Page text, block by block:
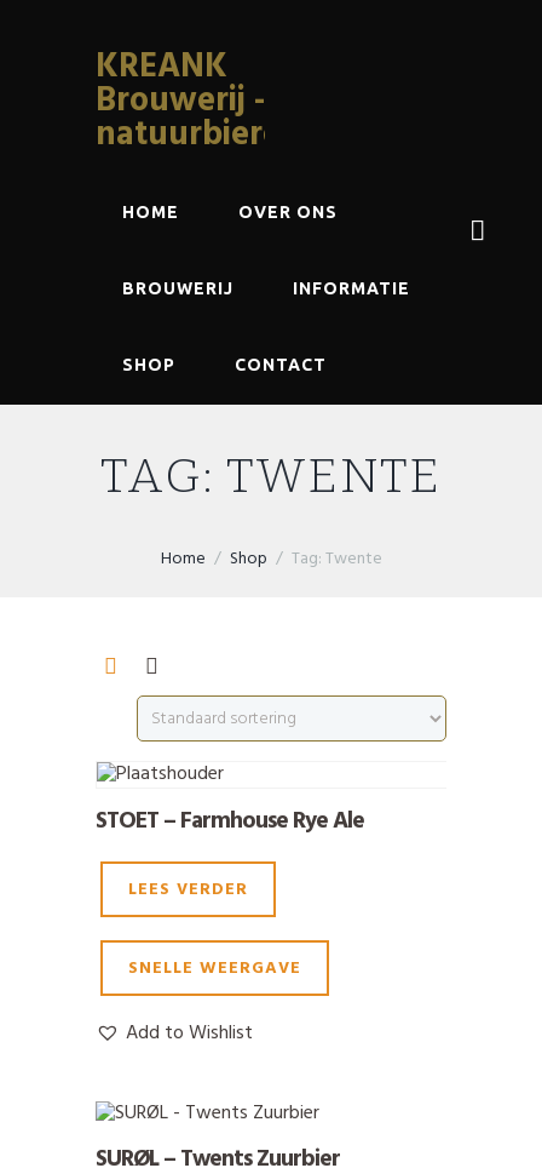
KREANK
Brouwerij -
natuurbieren
HOME OVER ONS
BROUWERIJ INFORMATIE
SHOP CONTACT
TAG: TWENTE
Home Shop Tag: Twente
STOET – Farmhouse Rye Ale
LEES VERDER
SNELLE WEERGAVE
Add to Wishlist
SURØL – Twents Zuurbier